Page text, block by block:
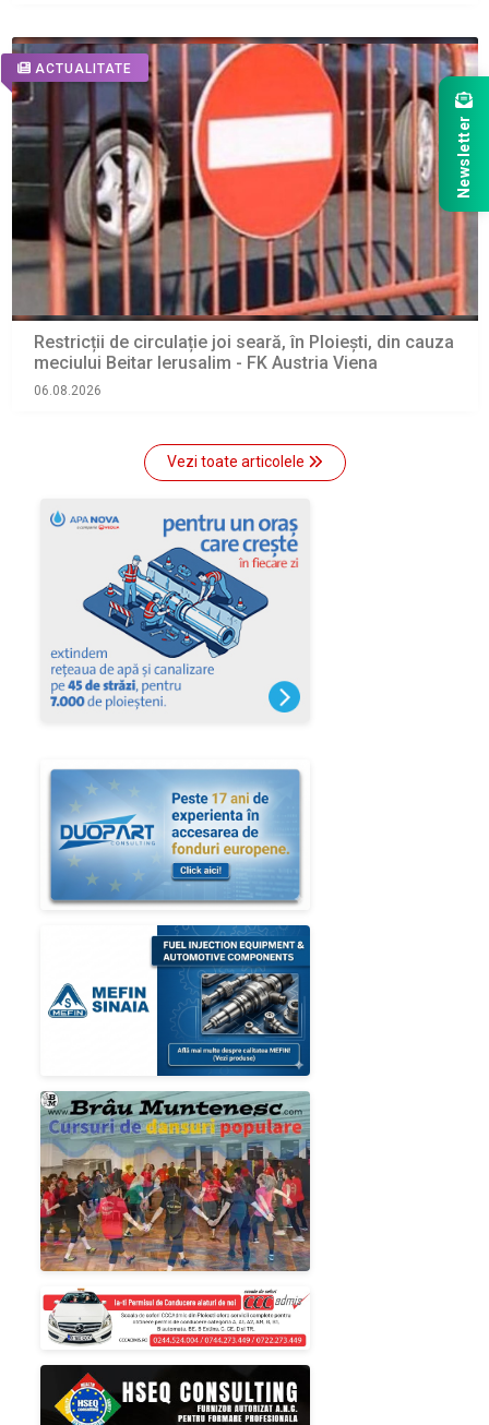
ACTUALITATE
Restricții de circulație joi seară, în Ploiești, din cauza
meciului Beitar Ierusalim - FK Austria Viena
06.08.2026
Vezi toate articolele
Newsletter